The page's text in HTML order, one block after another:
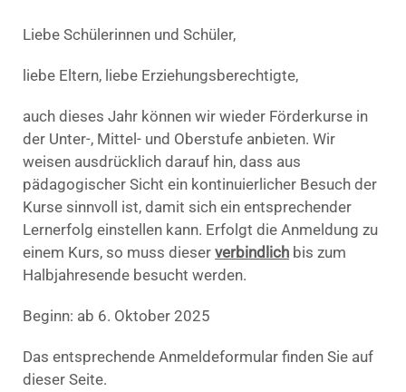
Liebe Schülerinnen und Schüler,
liebe Eltern, liebe Erziehungsberechtigte,
auch dieses Jahr können wir wieder Förderkurse in
der Unter-, Mittel- und Oberstufe anbieten. Wir
weisen ausdrücklich darauf hin, dass aus
pädagogischer Sicht ein kontinuierlicher Besuch der
Kurse sinnvoll ist, damit sich ein entsprechender
Lernerfolg einstellen kann. Erfolgt die Anmeldung zu
einem Kurs, so muss dieser verbindlich bis zum
Halbjahresende besucht werden.
Beginn: ab 6. Oktober 2025
Das entsprechende Anmeldeformular finden Sie auf
dieser Seite.